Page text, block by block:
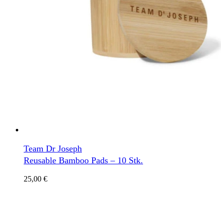
Team Dr Joseph
Reusable Bamboo Pads – 10 Stk.
25,00 €